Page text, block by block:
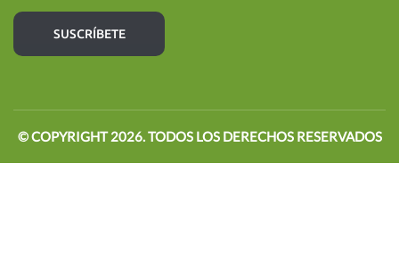
© COPYRIGHT2026. TODOS LOS DERECHOS RESERVADOS